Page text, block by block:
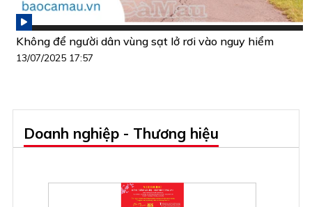
Không để người dân vùng sạt lở rơi vào nguy hiểm
13/07/2025 17:57
Doanh nghiệp - Thương hiệu